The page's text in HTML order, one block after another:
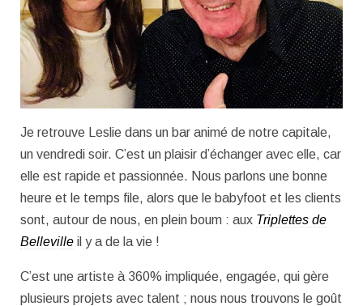
Je retrouve Leslie dans un bar animé de notre capitale,
un vendredi soir. C’est un plaisir d’échanger avec elle, car
elle est rapide et passionnée. Nous parlons une bonne
heure et le temps file, alors que le babyfoot et les clients
sont, autour de nous, en plein boum : aux Triplettes de
Belleville il y a de la vie !
C’est une artiste à 360% impliquée, engagée, qui gère
plusieurs projets avec talent ; nous nous trouvons le goût